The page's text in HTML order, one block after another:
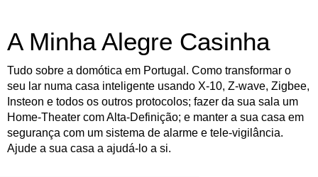
A Minha Alegre Casinha
Tudo sobre a domótica em Portugal. Como transformar o
seu lar numa casa inteligente usando X-10, Z-wave, Zigbee,
Insteon e todos os outros protocolos; fazer da sua sala um
Home-Theater com Alta-Definição; e manter a sua casa em
segurança com um sistema de alarme e tele-vigilância.
Ajude a sua casa a ajudá-lo a si.